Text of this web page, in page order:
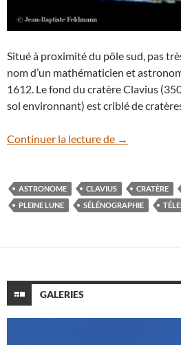
Situé à proximité du pôle sud, pas
nom d’un mathématicien et
1612. Le fond du cratère Clavius
sol environnant) est criblé de
Continuer la lecture de Le cratère
→
ASTRONOME CLAVIUS CRATÈRE
PLEINE LUNE
SÉLÉNOGRAPHIE
GALERIES